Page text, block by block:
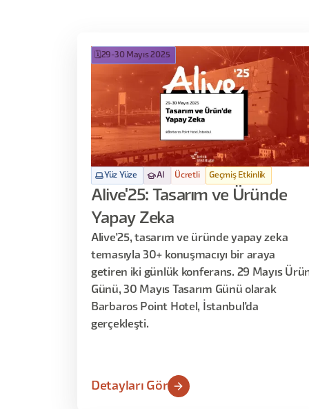
Yüz Yüze AI Ücretli Geçmiş Etkinlik
🗓️29-30 Mayıs 2025
Alive'25: Tasarım ve Üründe
Yapay Zeka
Alive'25, tasarım ve üründe yapay zeka
temasıyla 30+ konuşmacıyı bir araya
getiren iki günlük konferans. 29 Mayıs
Günü, 30 Mayıs Tasarım Günü olarak
Barbaros Point Hotel, İstanbul'da
gerçekleşti.
Detayları Gör